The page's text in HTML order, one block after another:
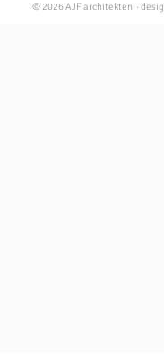
© 2026 AJF architekten ·